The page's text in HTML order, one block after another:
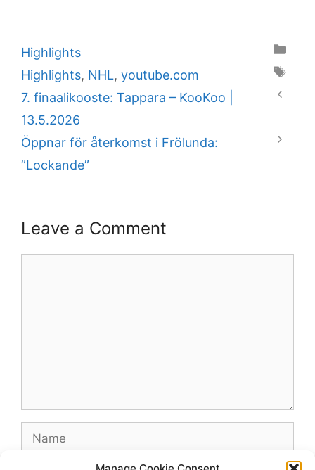
Categories
Highlights
Tags
Highlights, NHL, youtube.com
7. finaalikooste: Tappara – KooKoo |
13.5.2026
Öppnar för återkomst i Frölunda:
”Lockande”
Leave a Comment
Name